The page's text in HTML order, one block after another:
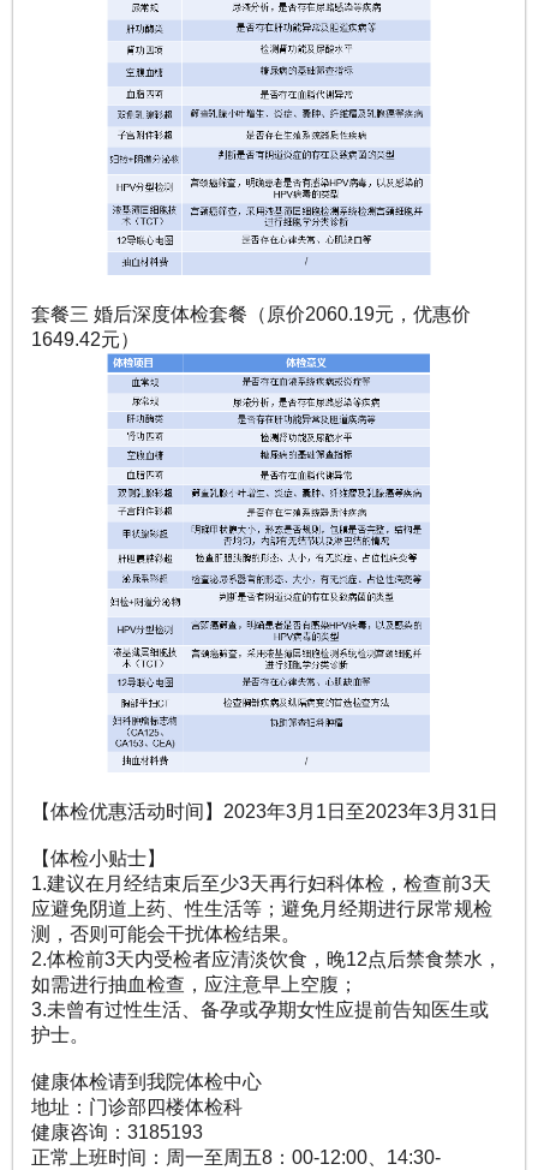
套餐三 婚后深度体检套餐（原价2060.19元，优惠价
1649.42元）
【体检优惠活动时间】2023年3月1日至2023年3月31日
【体检小贴士】
1.建议在月经结束后至少3天再行妇科体检，检查前3天
应避免阴道上药、性生活等；避免月经期进行尿常规检
测，否则可能会干扰体检结果。
2.体检前3天内受检者应清淡饮食，晚12点后禁食禁水，
如需进行抽血检查，应注意早上空腹；
3.未曾有过性生活、备孕或孕期女性应提前告知医生或
护士。
健康体检请到我院体检中心
地址：门诊部四楼体检科
健康咨询：3185193
正常上班时间：周一至周五8：00-12:00、14:30-